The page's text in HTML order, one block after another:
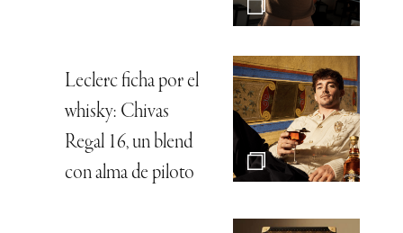
Leclerc ficha por el
whisky: Chivas
Regal 16, un blend
con alma de piloto